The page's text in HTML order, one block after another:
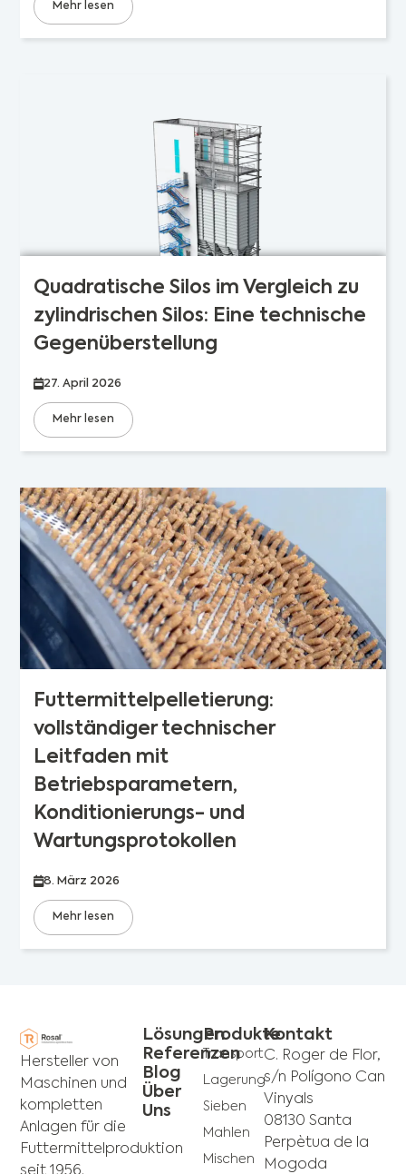
Mehr lesen
Quadratische Silos im Vergleich zu
zylindrischen Silos: Eine technische
Gegenüberstellung
27. April 2026
Mehr lesen
Futtermittelpelletierung:
vollständiger technischer
Leitfaden mit
Betriebsparametern,
Konditionierungs- und
Wartungsprotokollen
8. März 2026
Mehr lesen
Hersteller von
Maschinen und
kompletten
Anlagen für die
Futtermittelproduktion
seit 1956.
Produkte
Transport
Lagerung
Sieben
Mahlen
Mischen
Lösungen
Referenzen
Blog
Über
Uns
Kontakt
C. Roger de Flor,
s/n Polígono Can
Vinyals
08130 Santa
Perpètua de la
Mogoda